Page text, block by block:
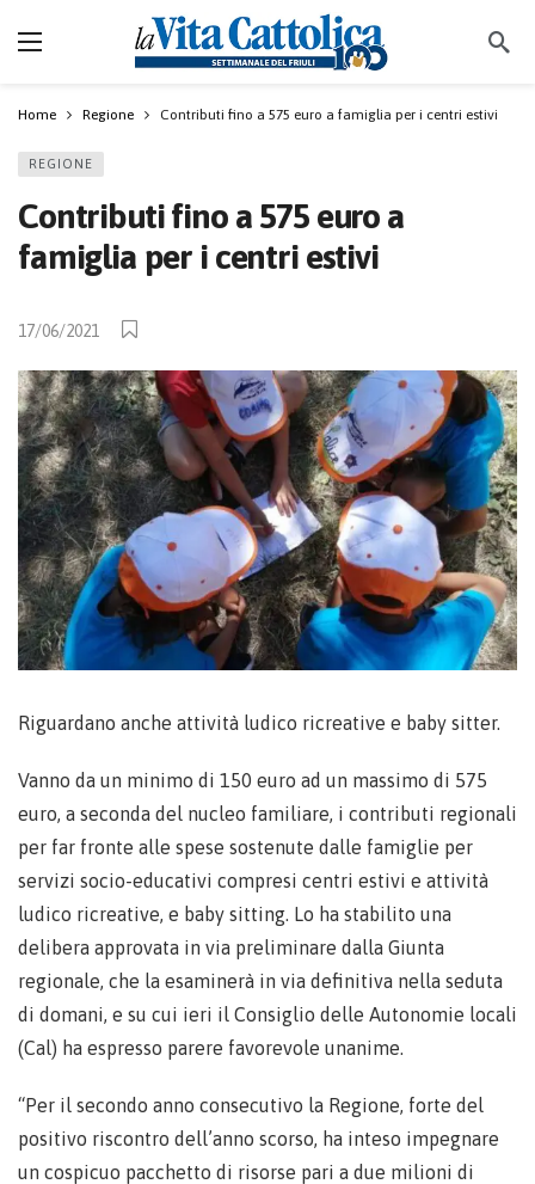
Home Regione Contributi fino a 575 euro a famiglia per i centri estivi
REGIONE
Contributi fino a 575 euro a
famiglia per i centri estivi
17/06/2021
Riguardano anche attività ludico ricreative e baby sitter.
Vanno da un minimo di 150 euro ad un massimo di 575
euro, a seconda del nucleo familiare, i contributi regionali
per far fronte alle spese sostenute dalle famiglie per
servizi socio-educativi compresi centri estivi e attività
ludico ricreative, e baby sitting. Lo ha stabilito una
delibera approvata in via preliminare dalla Giunta
regionale, che la esaminerà in via definitiva nella seduta
di domani, e su cui ieri il Consiglio delle Autonomie locali
(Cal) ha espresso parere favorevole unanime.
“Per il secondo anno consecutivo la Regione, forte del
positivo riscontro dell’anno scorso, ha inteso impegnare
un cospicuo pacchetto di risorse pari a due milioni di